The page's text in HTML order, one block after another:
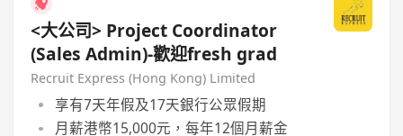
<大公司> Project Coordinator
(Sales Admin)-歡迎fresh grad
Recruit Express (Hong Kong) Limited
享有7天年假及17天銀行公眾假期
月薪港幣15,000元，每年12個月薪金